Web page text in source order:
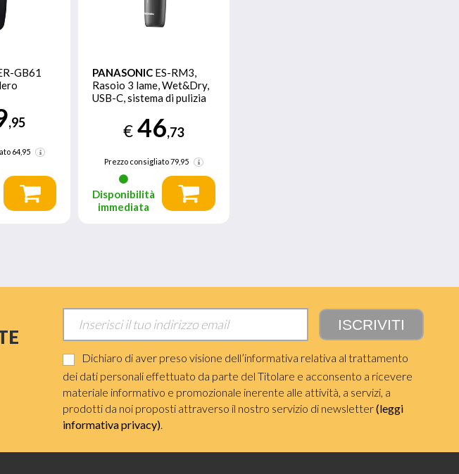
GB61
,95
64,95
PANASONIC ES-RM3,
Rasoio 3 lame, Wet&Dry,
USB-C, sistema di pulizia
€ 46,73
Prezzo consigliato79,95
Disponibilità
immediata
Dichiaro di aver preso visione dell’informativa relativa al trattamento
dei dati personali effettuato da parte del Titolare e acconsento a ricevere
materiale informativo e promozionale inerente alle attività, a servizi, a
prodotti da noi proposti attraverso il nostro servizio di newsletter(leggi
informativa privacy).